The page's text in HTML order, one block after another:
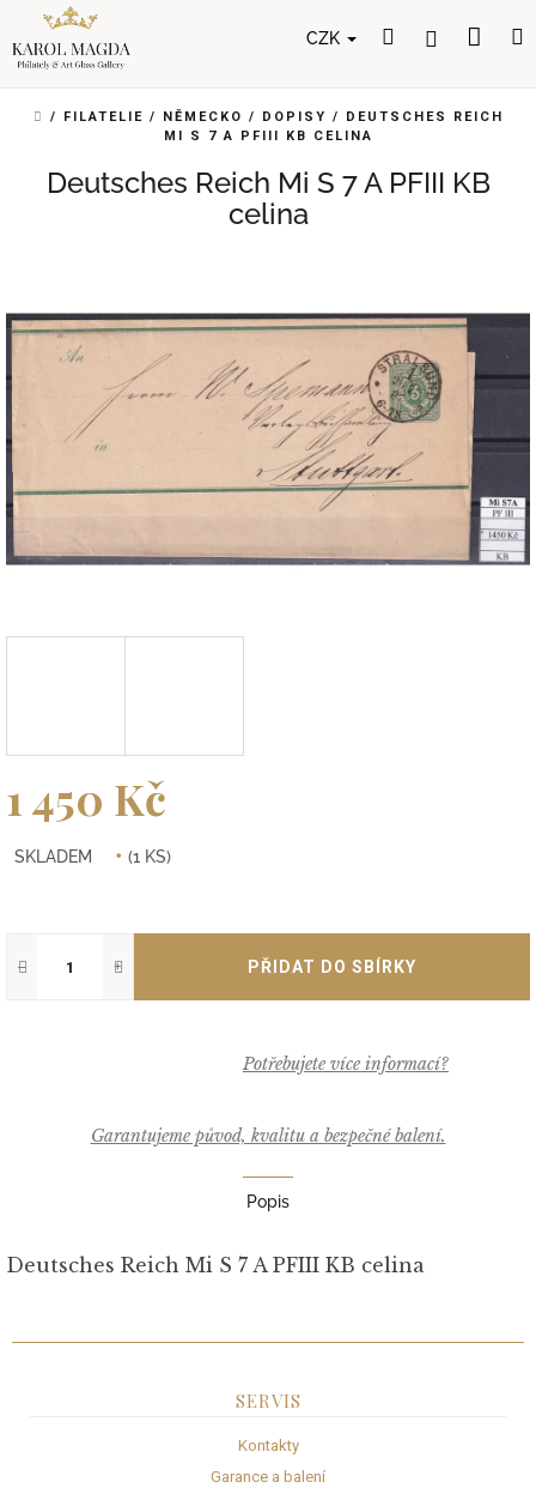
obsah
CZK HledatPřihlášení
DOMŮ
/ FILATELIE / NĚMECKO / DOPISY /
DEUTSCHES REICH
MI S 7 A PFIII KB CELINA
Deutsches Reich Mi S 7 A PFIII KB
celina
1 450 Kč
cena:
SKLADEM (1 KS)
+
−
Garantujeme původ, kvalitu a bezpečné balení.
Popis
Deutsches Reich Mi S 7 A PFIII KB celina
SERVIS
Kontakty
Garance a balení